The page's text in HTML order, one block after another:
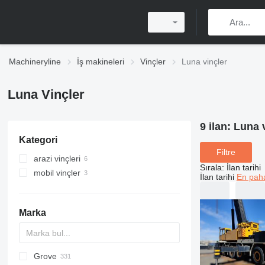
Machineryline İş makineleri Vinçler Luna vinçler
Luna Vinçler
Kategori
arazi vinçleri
mobil vinçler
Marka
5299
BC
DS
AHK
307
CM
K-800
Husky
CBR
LF
HS
RH
AC
WC
DF
ATF
RBI
LNT
QUY
AMK
Grove
9 ilan: Luna
Filtre
Sırala: İlan tarihi
İlan tarihi En